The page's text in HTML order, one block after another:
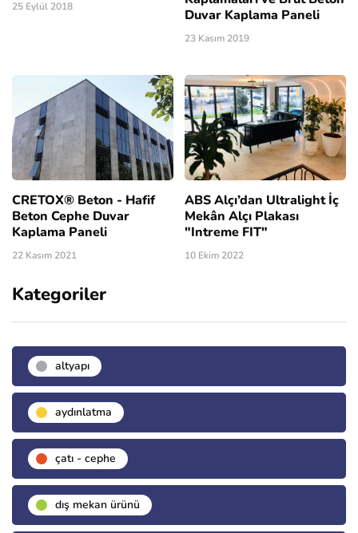
25 Eylül 2018
Duvar Kaplama Paneli
23 Kasım 2019
CRETOX® Beton - Hafif
Beton Cephe Duvar
Kaplama Paneli
22 Kasım 2021
ABS Alçı’dan Ultralight İç
Mekân Alçı Plakası
"Intreme FIT"
10 Ekim 2022
Kategoriler
altyapı
aydınlatma
çatı - cephe
dış mekan ürünü